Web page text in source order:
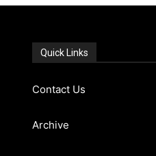
Quick Links
Contact Us
Archive